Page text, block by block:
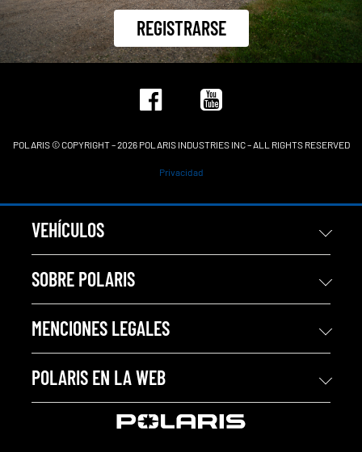
REGISTRARSE
POLARIS © COPYRIGHT – 2026 POLARIS INDUSTRIES INC – ALL RIGHTS RESERVED
Privacidad
VEHÍCULOS
SOBRE POLARIS
MENCIONES LEGALES
POLARIS EN LA WEB